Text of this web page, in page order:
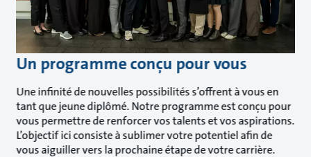
Un programme conçu pour vous
Une infinité de nouvelles possibilités s’offrent à vous en
tant que jeune diplômé. Notre programme est conçu pour
vous permettre de renforcer vos talents et vos aspirations.
L’objectif ici consiste à sublimer votre potentiel afin de
vous aiguiller vers la prochaine étape de votre carrière.